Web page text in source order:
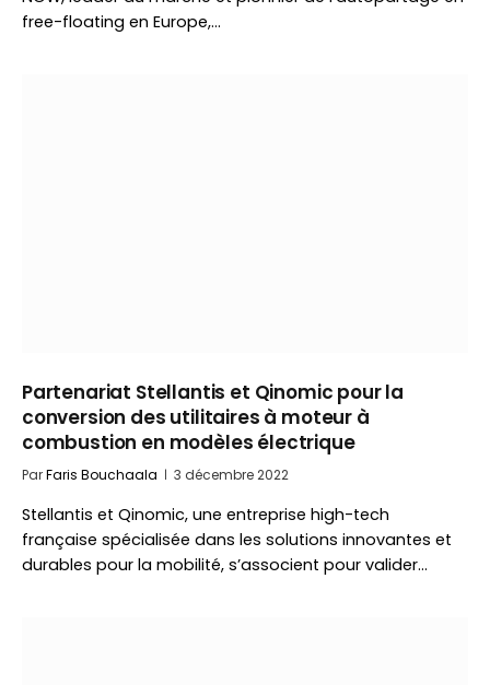
free-floating en Europe,…
Partenariat Stellantis et Qinomic pour la
conversion des utilitaires à moteur à
combustion en modèles électrique
ParFaris Bouchaala 3 décembre 2022
Stellantis et Qinomic, une entreprise high-tech
française spécialisée dans les solutions innovantes et
durables pour la mobilité, s’associent pour valider…